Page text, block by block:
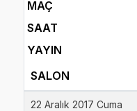
MAÇ
SAAT
YAYIN
SALON
22 Aralık 2017 Cuma